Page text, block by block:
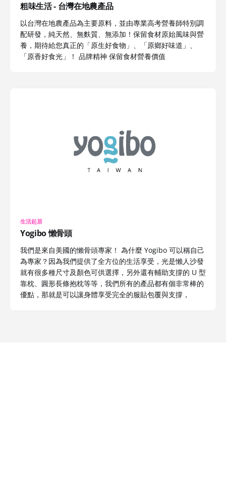
粗味生活 - 台灣在地農產品
以台灣在地農產品為主要原料，並由專業高考營養師特別調
配研發，純天然、無麩質、無添加！保留食材原始風味與營
養，期待給您真正的「原生好食物」、「原鄉好味道」、
「原香好食光」！ 品牌精神 保留食材營養價值
生活起居
Yogibo 懶骨頭
我們是來自美國的懶骨頭專家！ 為什麼 Yogibo 可以稱自己
為專家？因為我們提供了全方位的生活享受，光是懶人沙發
就有很多種尺寸及顏色可供選擇，另外還有輔助支撐的 U 型
靠枕、圓形長條抱枕等等，我們所有的產品都有個非常棒的
優點，那就是可以讓身體享受完全的服貼包覆與支撐，